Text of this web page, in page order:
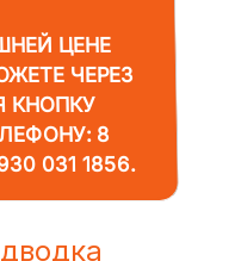
ЦЕНЕ
ЧЕРЕЗ
КНОПКУ
8
031 1856.